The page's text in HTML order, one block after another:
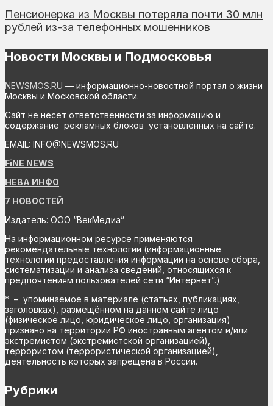
Пенсионерка из Москвы потеряла почти 30 млн
рублей из-за телефонных мошенников
Новости Москвы и Подмосковья
NEWSMOS.RU — информационно-новостной портал о жизни
Москвы и Московской области.
Сайт не несет ответственности за информацию и
содержание рекламных блоков установленных на сайте.
EMAIL: INFO@NEWSMOS.RU
FiNE NEWS
НЕВА ИНФО
7 НОВОСТЕЙ
Издатель: ООО “ВекМедиа”
На информационном ресурсе применяются
рекомендательные технологии (информационные
технологии предоставления информации на основе сбора,
систематизации и анализа сведений, относящихся к
предпочтениям пользователей сети “Интернет”.)
* – упоминаемое в материале (статьях, публикациях,
заголовках), размещённом на данном сайте лицо
(физическое лицо, юридическое лицо, организация)
признано на территории РФ иностранным агентом и/или
экстремистом (экстремистской организацией),
террористом (террористической организацией),
деятельность которых запрещена в России.
Рубрики